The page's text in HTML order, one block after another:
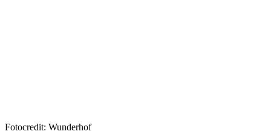
Fotocredit: Wunderhof